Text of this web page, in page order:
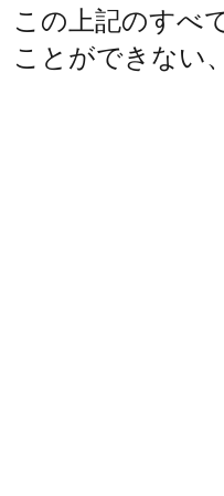
この上記のすべ
ことができない